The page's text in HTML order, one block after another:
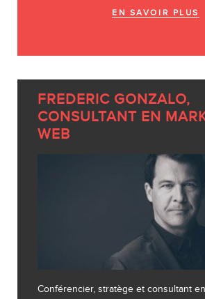
EN SAVOIR PLUS
FREDERIC GONZALO,
CONSULTANT EN
WEB
Conférencier, stratège et consultant